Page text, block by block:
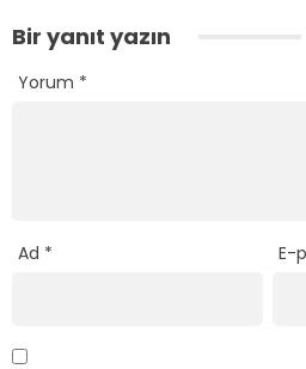
Bir yanıt yazın
Yorum *
Ad * E-